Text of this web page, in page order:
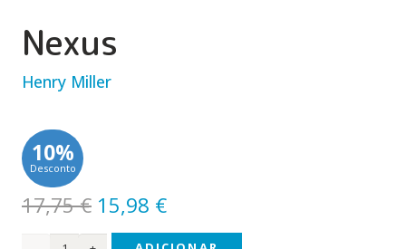
Nexus
Henry Miller
10%
Desconto
17,75€ O
preço
15,98 €O
preço